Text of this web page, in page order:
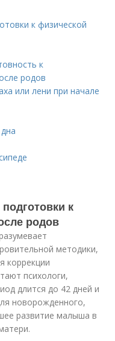
к физической
к
родов
или лени при начале
к
родов
методики,
коррекции
психологи,
длится до 42 дней и
новорожденного,
развитие малыша в